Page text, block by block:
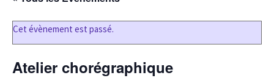
Cet évènement est passé.
Atelier chorégraphique